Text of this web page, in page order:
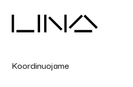
Koordinuojame